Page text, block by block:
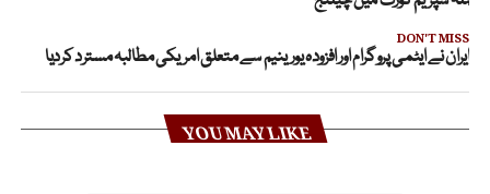
DON'T MISS
ایران نے ایٹمی پروگرام اور افزودہ یورینیم سے متعلق امریکی مطالبہ مسترد کردیا
YOU MAY LIKE